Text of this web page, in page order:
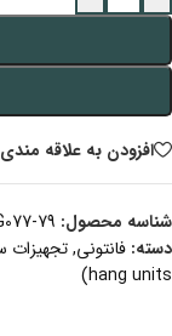
افزودن به علاقه مندی
شناسه محصول: 79
دسته: فانتونی,
hang units)